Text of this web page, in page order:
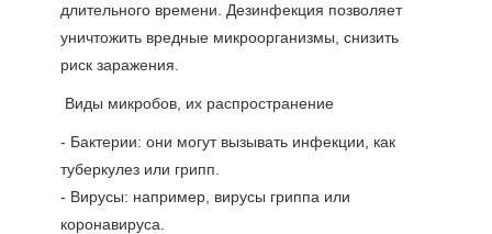
длительного времени. Дезинфекция позволяет
уничтожить вредные микроорганизмы, снизить
риск заражения.
Виды микробов, их распространение
- Бактерии: они могут вызывать инфекции, как
туберкулез или грипп.
- Вирусы: например, вирусы гриппа или
коронавируса.